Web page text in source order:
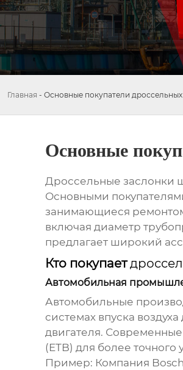
Главная - Основные покупатели
Основные
Дроссельные заслонки
Основными
занимающиеся
включая диаметр
предлагает широкий
Кто покупает
Автомобильная
Автомобильные
системах впуска
двигателя.
(ETB) для более точного
Пример: Компания